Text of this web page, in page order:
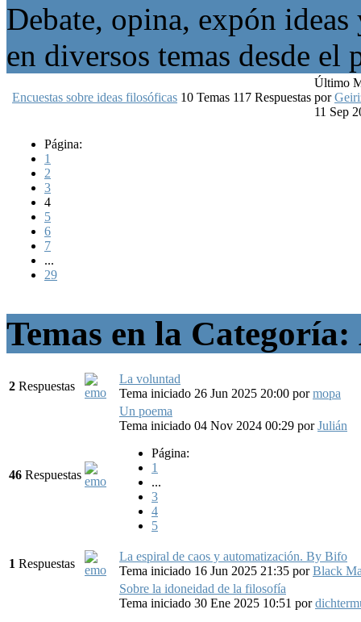
Debate, opina, expón
en diversos temas desde
Encuestas sobre ideas filosóficas 10 Temas 117 Respuestas
Último
por
11 Sep
Página:
1
2
3
4
5
6
7
...
29
Temas en la
2 Respuestas
La voluntad
Tema iniciado 26 Jun 2025 20:00 pormopa
46 Respuestas
Un poema
Tema iniciado 04 Nov 2024 00:29 porJulián
Página:
1
...
3
4
5
1 Respuestas
La espiral de caos y automatización. By Bifo
Tema iniciado 16 Jun 2025 21:35 porBlack
Sobre la idoneidad de la filosofía
Tema iniciado 30 Ene 2025 10:51 por